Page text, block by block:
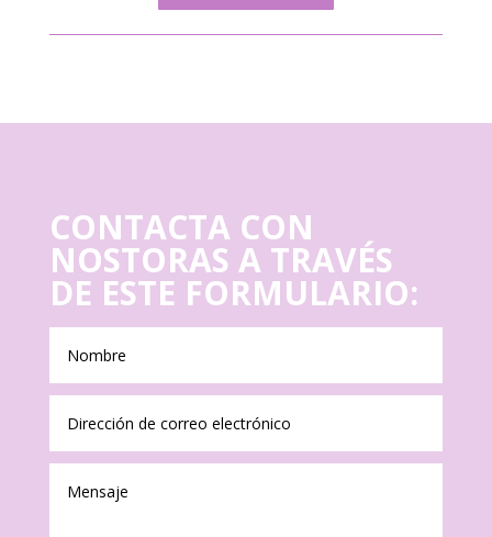
CONTACTA CON
NOSTORAS A TRAVÉS
DE ESTE FORMULARIO: